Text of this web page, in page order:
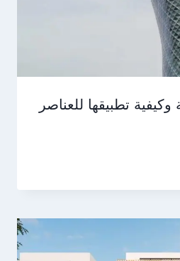
وكيفية تطبيقها للعناصر